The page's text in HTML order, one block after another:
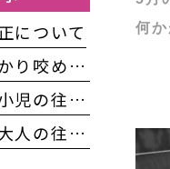
何
について
入れ歯ってしっかり咬めるの？
往診って何？〜小児の往診編〜
往診って何？～大人の往診編～